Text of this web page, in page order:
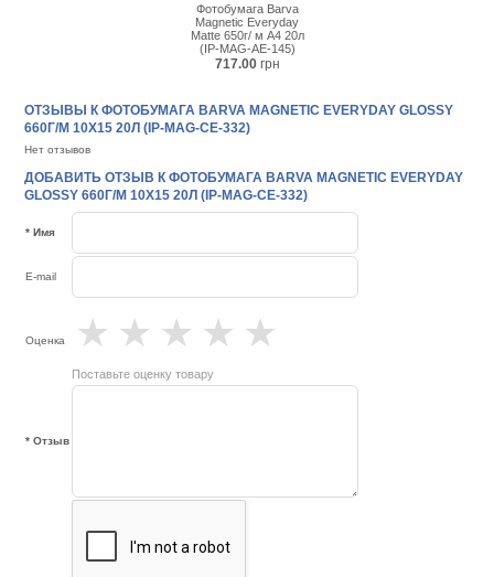
Фотобумага Barva
Magnetic Everyday
Matte 650г/ м A4 20л
(IP-MAG-AE-145)
717.00 грн
ОТЗЫВЫ К ФОТОБУМАГА BARVA MAGNETIC EVERYDAY GLOSSY
660Г/М 10X15 20Л (IP-MAG-CE-332)
Нет отзывов
ДОБАВИТЬ ОТЗЫВ К ФОТОБУМАГА BARVA MAGNETIC EVERYDAY
GLOSSY 660Г/М 10X15 20Л (IP-MAG-CE-332)
* Имя
E-mail
Оценка ★
★
★
★
★
Поставьте оценку товару
* Отзыв